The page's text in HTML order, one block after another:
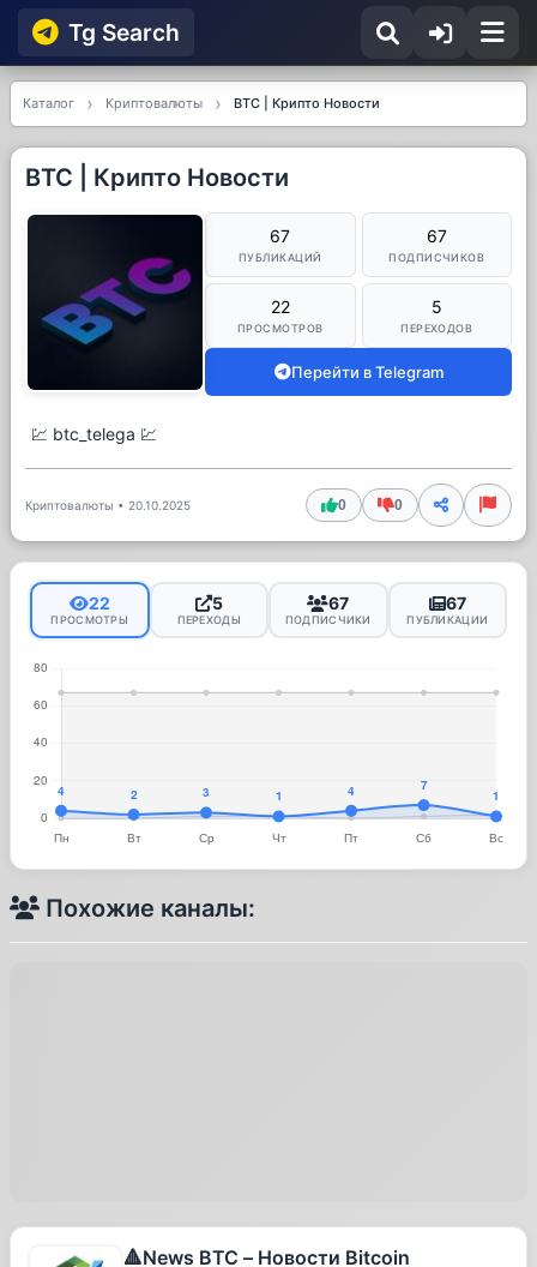
Tg Searсh
Каталог Криптовалюты BTC | Крипто Новости
BTC | Крипто Новости
67
ПУБЛИКАЦИЙ
67
ПОДПИСЧИКОВ
22
ПРОСМОТРОВ
5
ПЕРЕХОДОВ
Перейти в Telegram
💹 btc_telega 💹
Криптовалюты • 20.10.2025 0 0
22
ПРОСМОТРЫ
5
ПЕРЕХОДЫ
67
ПОДПИСЧИКИ
67
ПУБЛИКАЦИИ
Похожие каналы:
🔺News BTC – Новости Bitcoin